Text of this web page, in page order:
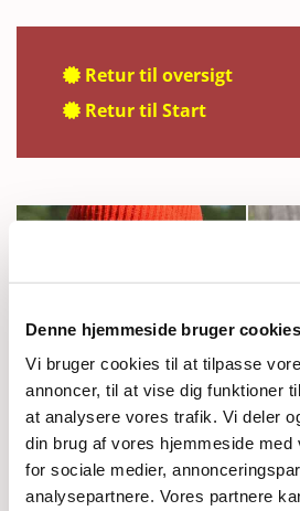
Denne hjemmeside bruger cookies
Vi bruger cookies til at tilpasse
annoncer, til at vise dig funktioner
at analysere vores trafik. Vi deler
din brug af vores hjemmeside med
for sociale medier,
analysepartnere. Vores partnere
 Retur til oversigt
 Retur til Start